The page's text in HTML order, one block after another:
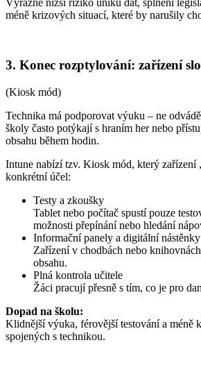
méně krizových situací, které by narušily
3. Konec rozptylování: zařízení
(Kiosk mód)
Technika má podporovat výuku – ne
školy často potýkají s hraním her nebo
obsahu během hodin.
Intune nabízí tzv. Kiosk mód, který zařízení
konkrétní účel:
Testy a zkoušky
Tablet nebo počítač spustí pouze
možnosti přepínání nebo hledání
Informační panely a digitální nástěnky
Zařízení v chodbách nebo
obsahu.
Plná kontrola učitele
Žáci pracují přesně s tím, co je pro
Dopad na školu:
Klidnější výuka, férovější testování a méně
spojených s technikou.